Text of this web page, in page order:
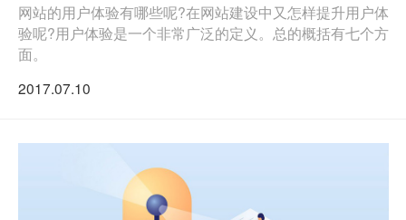
网站的用户体验有哪些呢?在网站建设中又怎样提升用户体
验呢?用户体验是一个非常广泛的定义。总的概括有七个方
面。
2017.07.10